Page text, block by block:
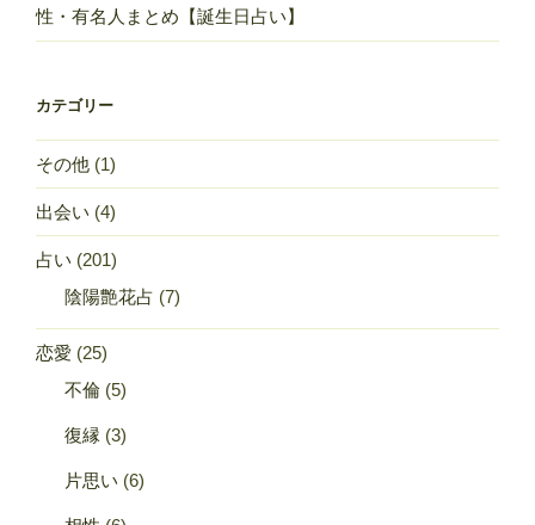
性・有名人まとめ【誕生日占い】
カテゴリー
その他 (1)
出会い (4)
占い (201)
陰陽艶花占 (7)
恋愛 (25)
不倫 (5)
復縁 (3)
片思い (6)